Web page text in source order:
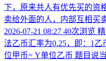
下，原来共人有优先买的资
卖给外面的人，内部互相买
2026-07-21 08:27 40次浏览
法乙币汇率为0.25，即：1
位甲币= Y单位乙币 题目说